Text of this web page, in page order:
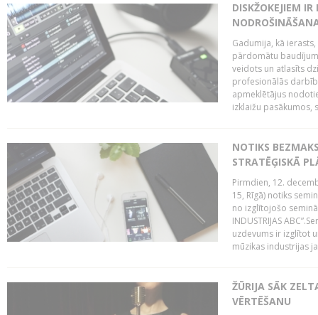
DISKŽOKEJIEM
Gadumija, kā
pārdomātu
veidots un atlasīts
profesionālās
apmeklētājus
izklaižu pasākumos,
NOTIKS
STRATĒĢISKĀ
Pirmdien, 12.
15, Rīgā) notiks
no izglītojošo
INDUSTRIJAS
uzdevums ir izglītot
mūzikas industrijas
ŽŪRIJA SĀK
VĒRTĒŠANU